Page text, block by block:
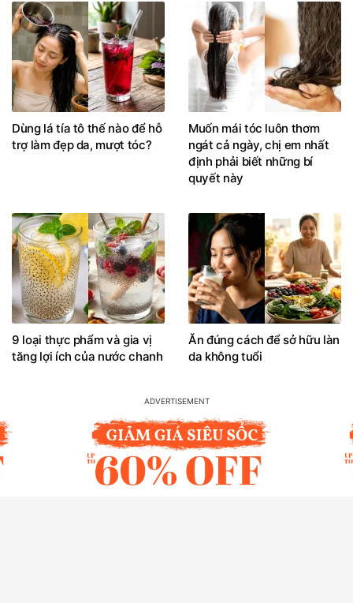
Dùng lá tía tô thế nào để hỗ
trợ làm đẹp da, mượt tóc?
Muốn mái tóc luôn thơm
ngát cả ngày, chị em nhất
định phải biết những bí
quyết này
9 loại thực phẩm và gia vị
tăng lợi ích của nước chanh
Ăn đúng cách để sở hữu làn
da không tuổi